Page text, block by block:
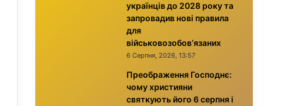
українців до 2028 року та
запровадив нові правила
для
військовозобов’язаних
6 Серпня, 2026, 13:57
Преображення Господнє:
чому християни
святкують його 6 серпня і